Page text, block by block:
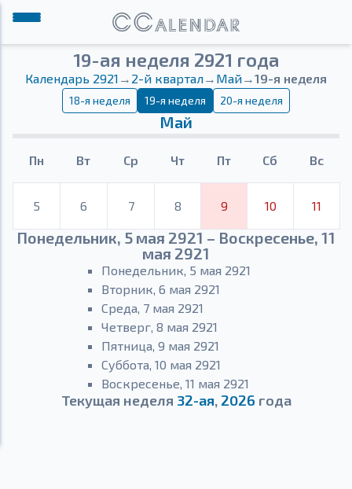
19-ая неделя 2921 года
Календарь 2921 → 2-й квартал→ Май→19-я неделя
18-я неделя 19-я неделя 20-я неделя
Май
Пн Вт Ср Чт Пт Сб Вс
5 6 7 8 9 10 11
Понедельник, 5 мая 2921 – Воскресенье, 11
мая 2921
Понедельник, 5 мая 2921
Вторник, 6 мая 2921
Среда, 7 мая 2921
Четверг, 8 мая 2921
Пятница, 9 мая 2921
Суббота, 10 мая 2921
Воскресенье, 11 мая 2921
Текущая неделя 32-ая, 2026 года